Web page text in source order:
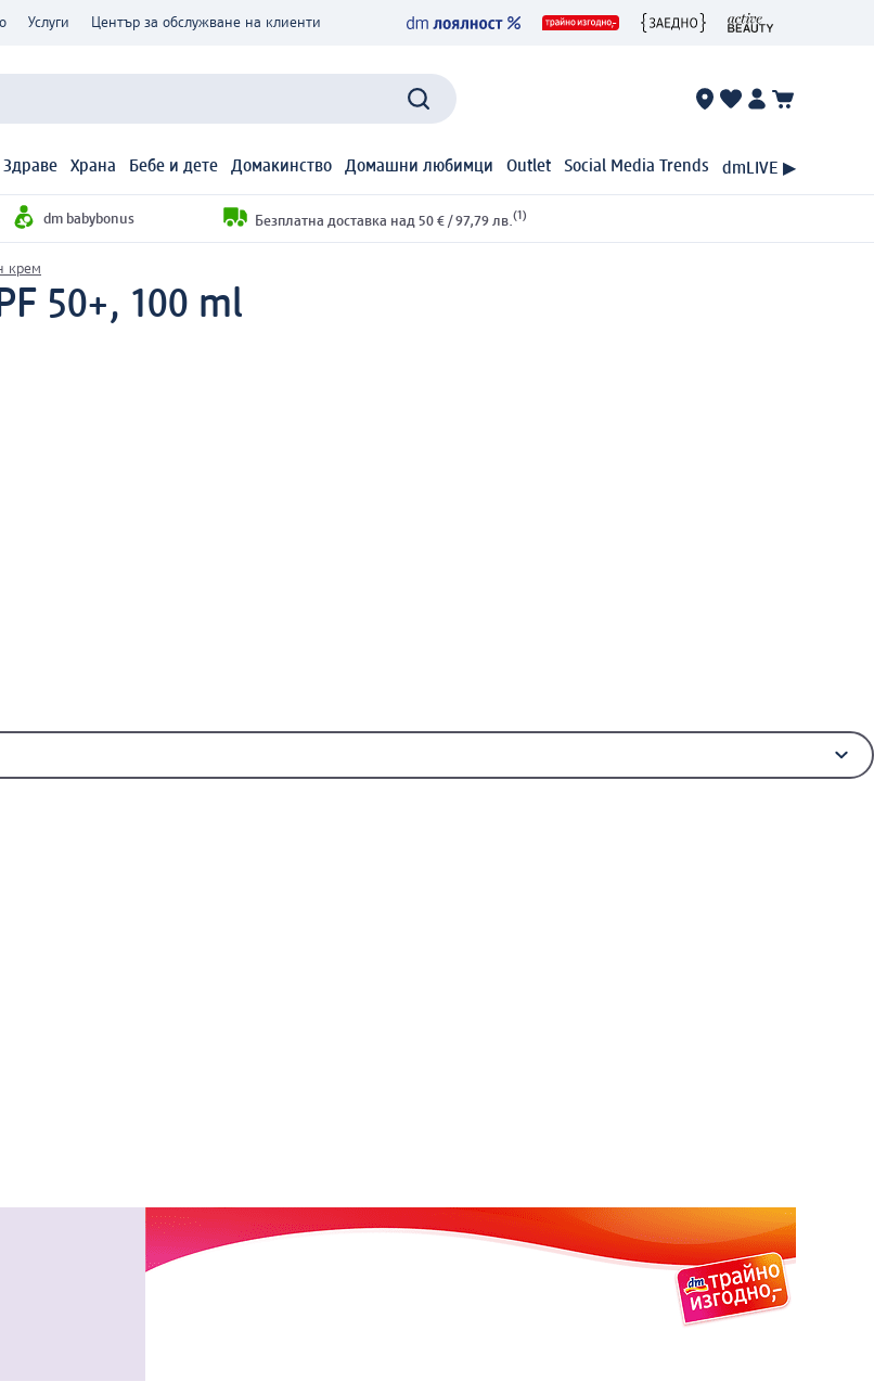
Услуги Център за обслужване на клиенти
Здраве Храна Бебе и дете Домакинство Домашни любимци Outlet Social Media Trends dmLIVE ▶
dm babybonus Безплатна доставка над 50 € / 97,79 лв. (1)
крем
50+, 100 ml